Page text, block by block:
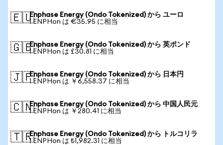
🇪🇺Enphase Energy (Ondo Tokenized) から ユーロ
1 ENPHon は €35.95 に相当
🇬🇧Enphase Energy (Ondo Tokenized) から 英ポンド
1 ENPHon は £30.81 に相当
🇯🇵Enphase Energy (Ondo Tokenized) から 日本円
1 ENPHon は ￥6,558.37 に相当
🇨🇳Enphase Energy (Ondo Tokenized) から 中国人民元
1 ENPHon は ￥280.41 に相当
🇹🇷Enphase Energy (Ondo Tokenized) から トルコリラ
1 ENPHon は ₺1,982.31 に相当